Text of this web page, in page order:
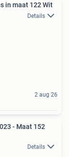
in maat 122 Wit
Details
2 aug 26
- Maat 152
Details